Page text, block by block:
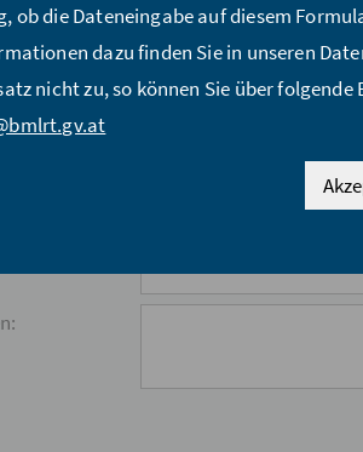
ob die Dateneingabe auf diesem
dazu finden Sie in unseren
nicht zu, so können Sie über